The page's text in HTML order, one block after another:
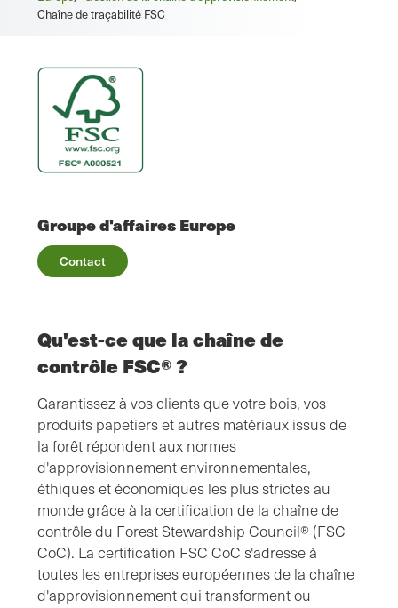
Chaîne de traçabilité FSC
Groupe d'affaires Europe
Contact
Qu'est-ce que la chaîne de
contrôle FSC® ?
Garantissez à vos clients que votre bois, vos
produits papetiers et autres matériaux issus de
la forêt répondent aux normes
d'approvisionnement environnementales,
éthiques et économiques les plus strictes au
monde grâce à la certification de la chaîne de
contrôle du Forest Stewardship Council® (FSC
CoC). La certification FSC CoC s'adresse à
toutes les entreprises européennes de la chaîne
d'approvisionnement qui transforment ou